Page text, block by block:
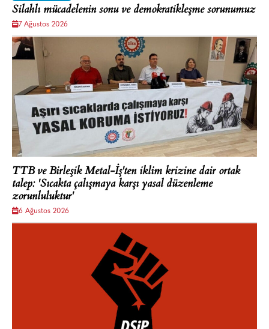
Silahlı mücadelenin sonu ve demokratikleşme sorunumuz
7 Ağustos 2026
TTB ve Birleşik Metal-İş'ten iklim krizine dair ortak
talep: 'Sıcakta çalışmaya karşı yasal düzenleme
zorunluluktur'
6 Ağustos 2026